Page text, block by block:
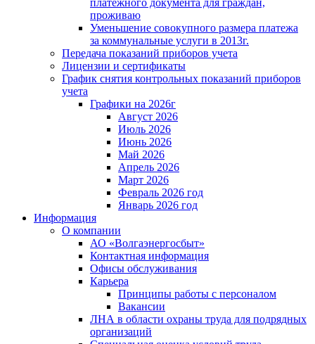
платежного документа для граждан,
проживаю
Уменьшение совокупного размера платежа
за коммунальные услуги в 2013г.
Передача показаний приборов учета
Лицензии и сертификаты
График снятия контрольных показаний приборов
учета
Графики на 2026г
Август 2026
Июль 2026
Июнь 2026
Май 2026
Апрель 2026
Март 2026
Февраль 2026 год
Январь 2026 год
Информация
О компании
АО «Волгаэнергосбыт»
Контактная информация
Офисы обслуживания
Карьера
Принципы работы с персоналом
Вакансии
ЛНА в области охраны труда для подрядных
организаций